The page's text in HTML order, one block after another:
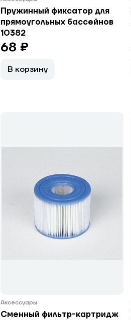
Пружинный фиксатор для
прямоугольных бассейнов
10382
68 ₽
В корзину
Аксессуары
Сменный фильтр-картридж